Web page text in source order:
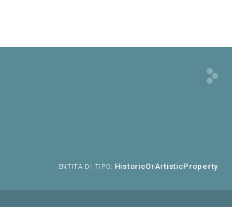
ENTITÀ DI TIPO: HistoricOrArtisticProperty